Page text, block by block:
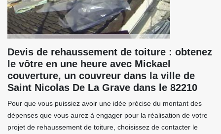
Devis de rehaussement de toiture : obtenez
le vôtre en une heure avec Mickael
couverture, un couvreur dans la ville de
Saint Nicolas De La Grave dans le 82210
Pour que vous puissiez avoir une idée précise du montant des
dépenses que vous aurez à engager pour la réalisation de votre
projet de rehaussement de toiture, choisissez de contacter le